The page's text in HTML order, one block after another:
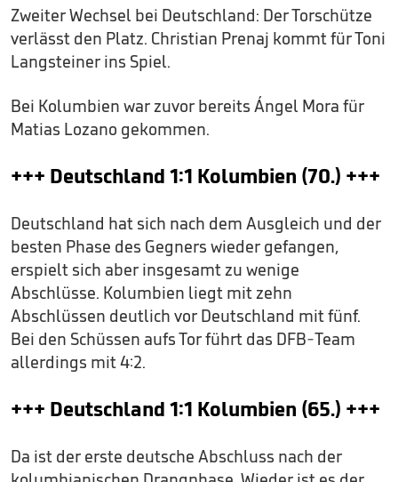
Zweiter Wechsel bei Deutschland: Der Torschütze
verlässt den Platz. Christian Prenaj kommt für Toni
Langsteiner ins Spiel.
Bei Kolumbien war zuvor bereits Ángel Mora für
Matias Lozano gekommen.
+++ Deutschland 1:1 Kolumbien (70.) +++
Deutschland hat sich nach dem Ausgleich und der
besten Phase des Gegners wieder gefangen,
erspielt sich aber insgesamt zu wenige
Abschlüsse. Kolumbien liegt mit zehn
Abschlüssen deutlich vor Deutschland mit fünf.
Bei den Schüssen aufs Tor führt das DFB-Team
allerdings mit 4:2.
+++ Deutschland 1:1 Kolumbien (65.) +++
Da ist der erste deutsche Abschluss nach der